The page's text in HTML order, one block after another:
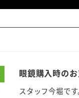
眼鏡購入時の
スタッフ今堀で